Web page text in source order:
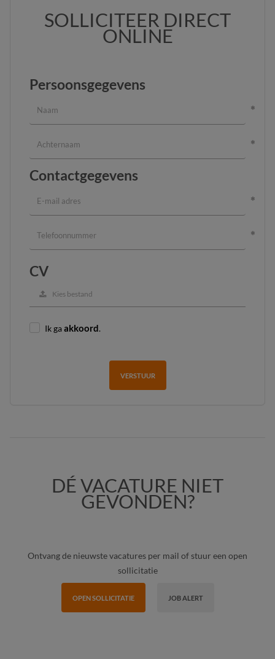
SOLLICITEER DIRECT
ONLINE
Persoonsgegevens
Contactgegevens
CV
Kies bestand
Ik gaakkoord.
VERSTUUR
DÉ VACATURE NIET
GEVONDEN?
Ontvang de nieuwste vacatures per mail of stuur een open
sollicitatie
OPEN SOLLICITATIE JOB ALERT